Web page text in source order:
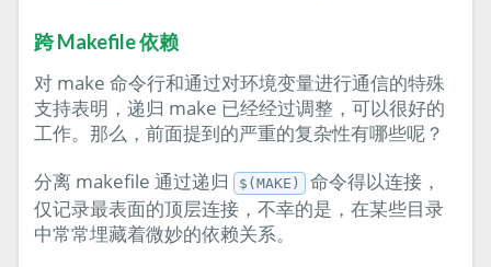
跨 Makefile 依赖
对 make 命令行和通过对环境变量进行通信的特殊
支持表明，递归 make 已经经过调整，可以很好的
工作。那么，前面提到的严重的复杂性有哪些呢？
分离 makefile 通过递归
$(MAKE)
命令得以连接，
仅记录最表面的顶层连接，不幸的是，在某些目录
中常常埋藏着微妙的依赖关系。